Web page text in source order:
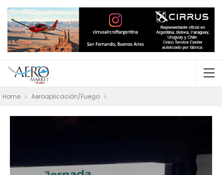
Home Aeroaplicación/Fuego